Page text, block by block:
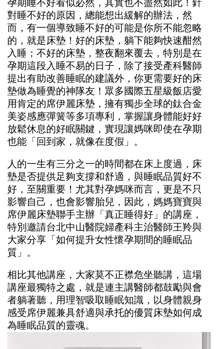
孕期睡不好看似必然，其實也不盡然如此！針
對睡不好的原因，總能想出緩解的辦法，然
而，有一個導致睡不好的可能是你所不能忽略
的，就是床墊！好的床墊，躺下能夠快速酣然
入睡；不好的床墊，整夜翻來覆去，特別是在
孕期這段入睡不易的日子，除了接受產科醫師
提出有助改善睡眠的建議外，你更需要好的床
墊做為睡覺的神隊友！眾多國際五星級飯店愛
用肯定的席伊麗床墊，擁有獨步全球的鈦合金
美姿感應彈簧等多項專利，掌握讓身體能好好
放鬆休息的好眠關鍵，實現讓媽咪即使在孕期
也能「回到家，就像在度假」。
人的一生有三分之一的時間都在床上度過，床
墊是否提供足夠支撐和舒適，與睡眠品質好不
好，至關重要！尤其對孕媽咪而言，更是不只
影響自己，也會影響胎兒，因此，媽媽寶寶與
席伊麗床墊聯手主辦「真正睡得好」的講座，
特別邀請台北中山醫院婦產科主治醫師王羚與
大家分享「如何提升女性懷孕期間的睡眠品
質」。
相比其他講座，大家莫不正襟危坐聽講，這場
講座最獨特之處，就是連主講醫師都鼓勵與會
者躺著聽，用理智吸取睡眠知識，以身體親身
感受席伊麗兼具舒適與承托的優質床墊如何成
為睡眠品質的靈魂。